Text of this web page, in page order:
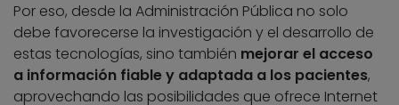
Por eso, desde la Administración Pública no solo
debe favorecerse la investigación y el desarrollo de
estas tecnologías, sino también mejorar el acceso
a información fiable y adaptada a los pacientes,
aprovechando las posibilidades que ofrece Internet